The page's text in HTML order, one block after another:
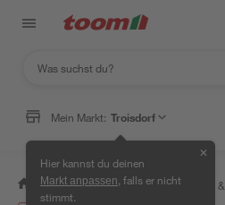
Mein Markt: Troisdorf
Hier kannst du deinen
Markt anpassen , falls er nicht
stimmt.
✕
/ Wohnen & Haushalt / Gardinen